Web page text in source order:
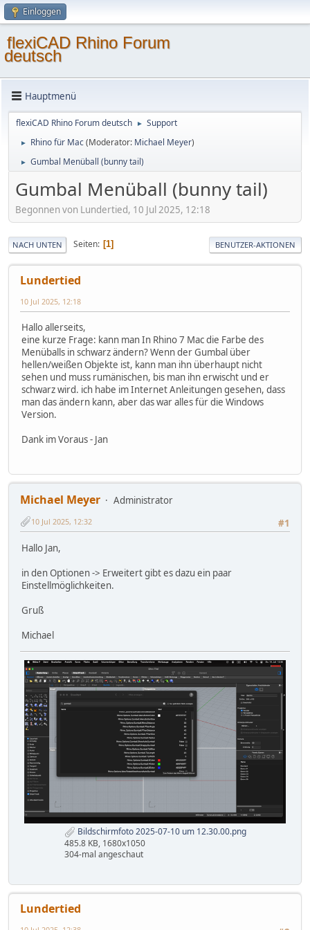
Einloggen
flexiCAD Rhino Forum
deutsch
Hauptmenü
flexiCAD Rhino Forum deutsch ► Support
► Rhino für Mac(Moderator: Michael Meyer)
► Gumbal Menüball (bunny tail)
Gumbal Menüball (bunny tail)
Begonnen von Lundertied, 10 Jul 2025, 12:18
NACH UNTEN Seiten 1 BENUTZER-AKTIONEN
Lundertied
10 Jul 2025, 12:18
Hallo allerseits,
eine kurze Frage: kann man In Rhino 7 Mac die Farbe des
Menüballs in schwarz ändern? Wenn der Gumbal über
hellen/weißen Objekte ist, kann man ihn überhaupt nicht
sehen und muss rumänischen, bis man ihn erwischt und er
schwarz wird. ich habe im Internet Anleitungen gesehen, dass
man das ändern kann, aber das war alles für die Windows
Version.
Dank im Voraus - Jan
Michael Meyer
Administrator
#1
10 Jul 2025, 12:32
Hallo Jan,
in den Optionen -> Erweitert gibt es dazu ein paar
Einstellmöglichkeiten.
Gruß
Michael
Bildschirmfoto 2025-07-10 um 12.30.00.png
485.8 KB, 1680x1050
304-mal angeschaut
Lundertied